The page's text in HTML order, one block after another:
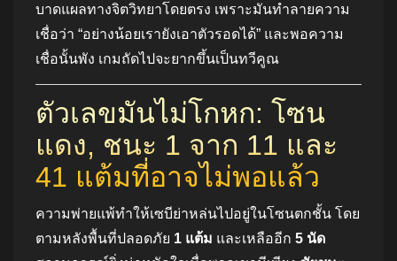
บาดแผลทางจิตวิทยาโดยตรง เพราะมันทำลายความ
เชื่อว่า “อย่างน้อยเรายังเอาตัวรอดได้” และพอความ
เชื่อนั้นพัง เกมถัดไปจะยากขึ้นเป็นทวีคูณ
ตัวเลขมันไม่โกหก: โซน
แดง, ชนะ 1 จาก 11 และ
41 แต้มที่อาจไม่พอแล้ว
ความพ่ายแพ้ทำให้เซบีย่าหล่นไปอยู่ในโซนตกชั้น โดย
ตามหลังพื้นที่ปลอดภัย 1 แต้ม และเหลืออีก 5 นัด